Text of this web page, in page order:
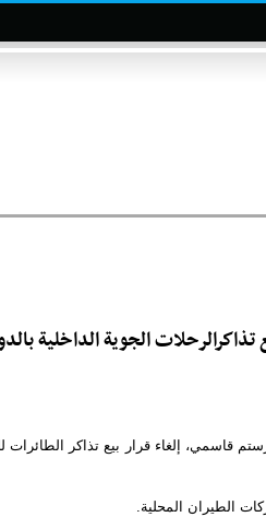
تذاكرالرحلات الجوية الداخلية
قاسمي، إلغاء قرار بيع تذاكر الطائرات
الطيران المحلية.